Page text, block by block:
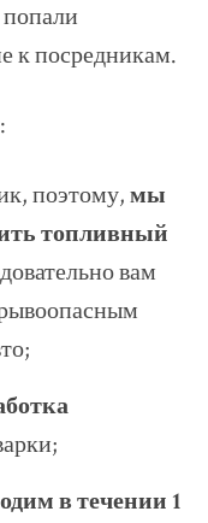
к посредникам.
поэтому,мы
топливный
вам
в течении 1